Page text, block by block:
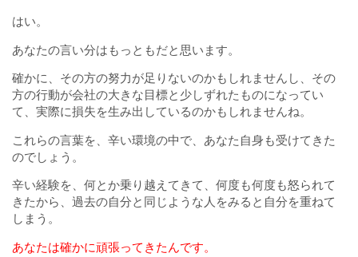
はい。
あなたの言い分はもっともだと思います。
確かに、その方の努力が足りないのかもしれませんし、その
方の行動が会社の大きな目標と少しずれたものになってい
て、実際に損失を生み出しているのかもしれませんね。
これらの言葉を、辛い環境の中で、あなた自身も受けてきた
のでしょう。
辛い経験を、何とか乗り越えてきて、何度も何度も怒られて
きたから、過去の自分と同じような人をみると自分を重ねて
しまう。
あなたは確かに頑張ってきたんです。